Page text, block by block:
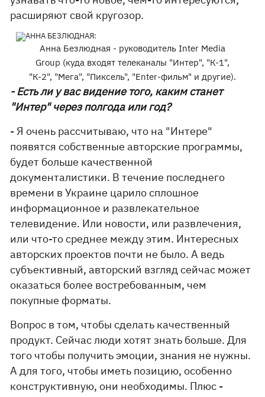
расширяют свой кругозор.
Анна Безлюдная - руководитель Inter Media
Group (куда входят телеканалы "Интер", "К-1",
"К-2", "Мега", "Пиксель", "Enter-фильм" и другие).
- Есть ли у вас видение того, каким станет
"Интер" через полгода или год?
- Я очень рассчитываю, что на "Интере"
появятся собственные авторские программы,
будет больше качественной
документалистики. В течение последнего
времени в Украине царило сплошное
информационное и развлекательное
телевидение. Или новости, или развлечения,
или что-то среднее между этим. Интересных
авторских проектов почти не было. А ведь
субъективный, авторский взгляд сейчас может
оказаться более востребованным, чем
покупные форматы.
Вопрос в том, чтобы сделать качественный
продукт. Сейчас люди хотят знать больше. Для
того чтобы получить эмоции, знания не нужны.
А для того, чтобы иметь позицию, особенно
конструктивную, они необходимы. Плюс -